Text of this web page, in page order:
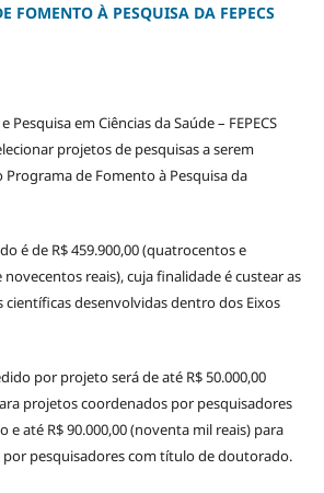
FOMENTO À PESQUISA DA FEPECS
Pesquisa em Ciências da Saúde – FEPECS
projetos de pesquisas a serem
de Fomento à Pesquisa da
é de R$ 459.900,00 (quatrocentos e
reais), cuja finalidade é custear as
científicas desenvolvidas dentro dos Eixos
por projeto será de até R$ 50.000,00
projetos coordenados por pesquisadores
até R$ 90.000,00 (noventa mil reais) para
pesquisadores com título de doutorado.